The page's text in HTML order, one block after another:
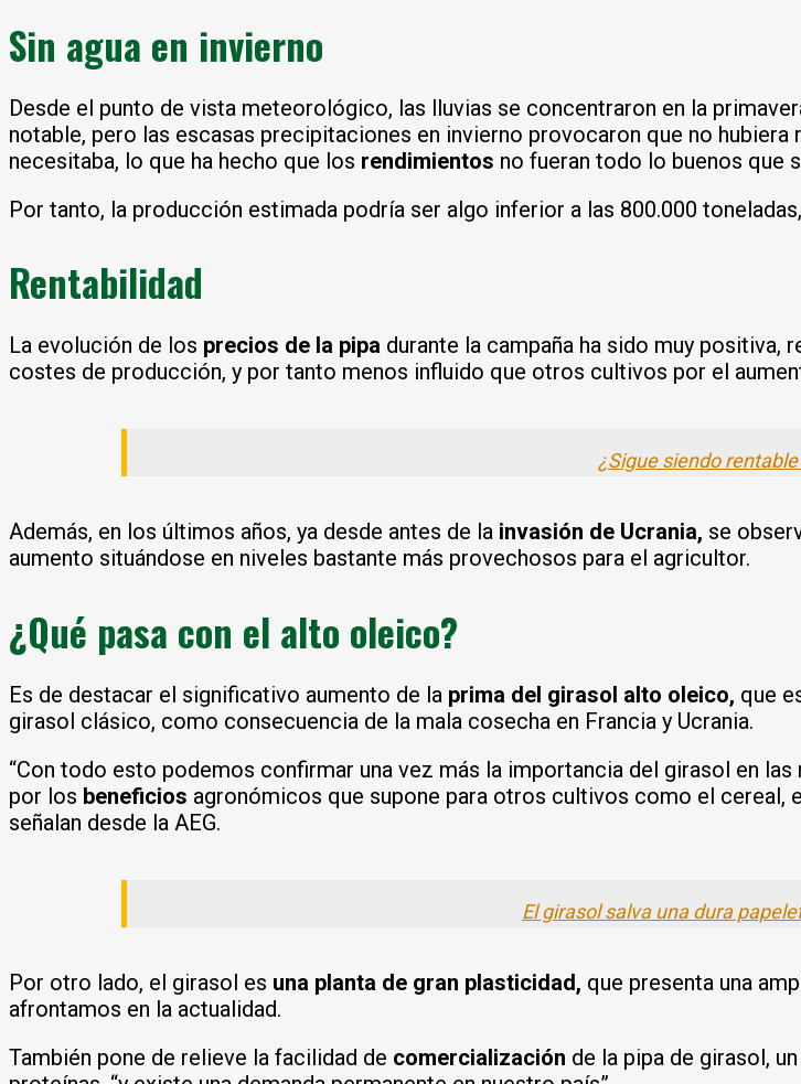
Sin agua en invierno
Desde el punto de vista meteorológico, las lluvias se concentraron en la
notable, pero las escasas precipitaciones en invierno provocaron que no
necesitaba, lo que ha hecho que los rendimientos no fueran todo lo buenos que
Por tanto, la producción estimada podría ser algo inferior a las 800.000
Rentabilidad
La evolución de los precios de la pipa durante la campaña ha sido muy positiva,
costes de producción, y por tanto menos influido que otros cultivos por el
¿Sigue siendo
Además, en los últimos años, ya desde antes de la invasión de Ucrania, se
aumento situándose en niveles bastante más provechosos para el agricultor.
¿Qué pasa con el alto oleico?
Es de destacar el significativo aumento de la prima del girasol alto oleico, que
girasol clásico, como consecuencia de la mala cosecha en Francia y Ucrania.
“Con todo esto podemos confirmar una vez más la importancia del girasol en
por los beneficios agronómicos que supone para otros cultivos como el cereal,
señalan desde la AEG.
El girasol salva una dura
Por otro lado, el girasol es una planta de gran plasticidad, que presenta una
afrontamos en la actualidad.
También pone de relieve la facilidad de comercialización de la pipa de girasol,